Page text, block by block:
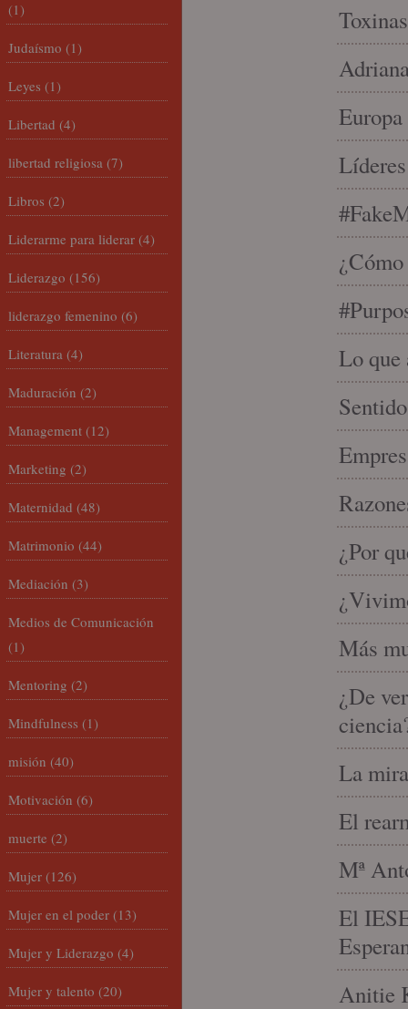
Lo que
¿Por
Más
¿De
La
El
Mª
El
Anitie
(1)
Judaísmo (1)
Leyes (1)
Libertad (4)
libertad religiosa (7)
Libros (2)
Liderarme para liderar (4)
Liderazgo (156)
liderazgo femenino (6)
Literatura (4)
Maduración (2)
Management (12)
Marketing (2)
Maternidad (48)
Matrimonio (44)
Mediación (3)
Medios de Comunicación
(1)
Mentoring (2)
Mindfulness (1)
misión (40)
Motivación (6)
muerte (2)
Mujer (126)
Mujer en el poder (13)
Mujer y Liderazgo (4)
Mujer y talento (20)